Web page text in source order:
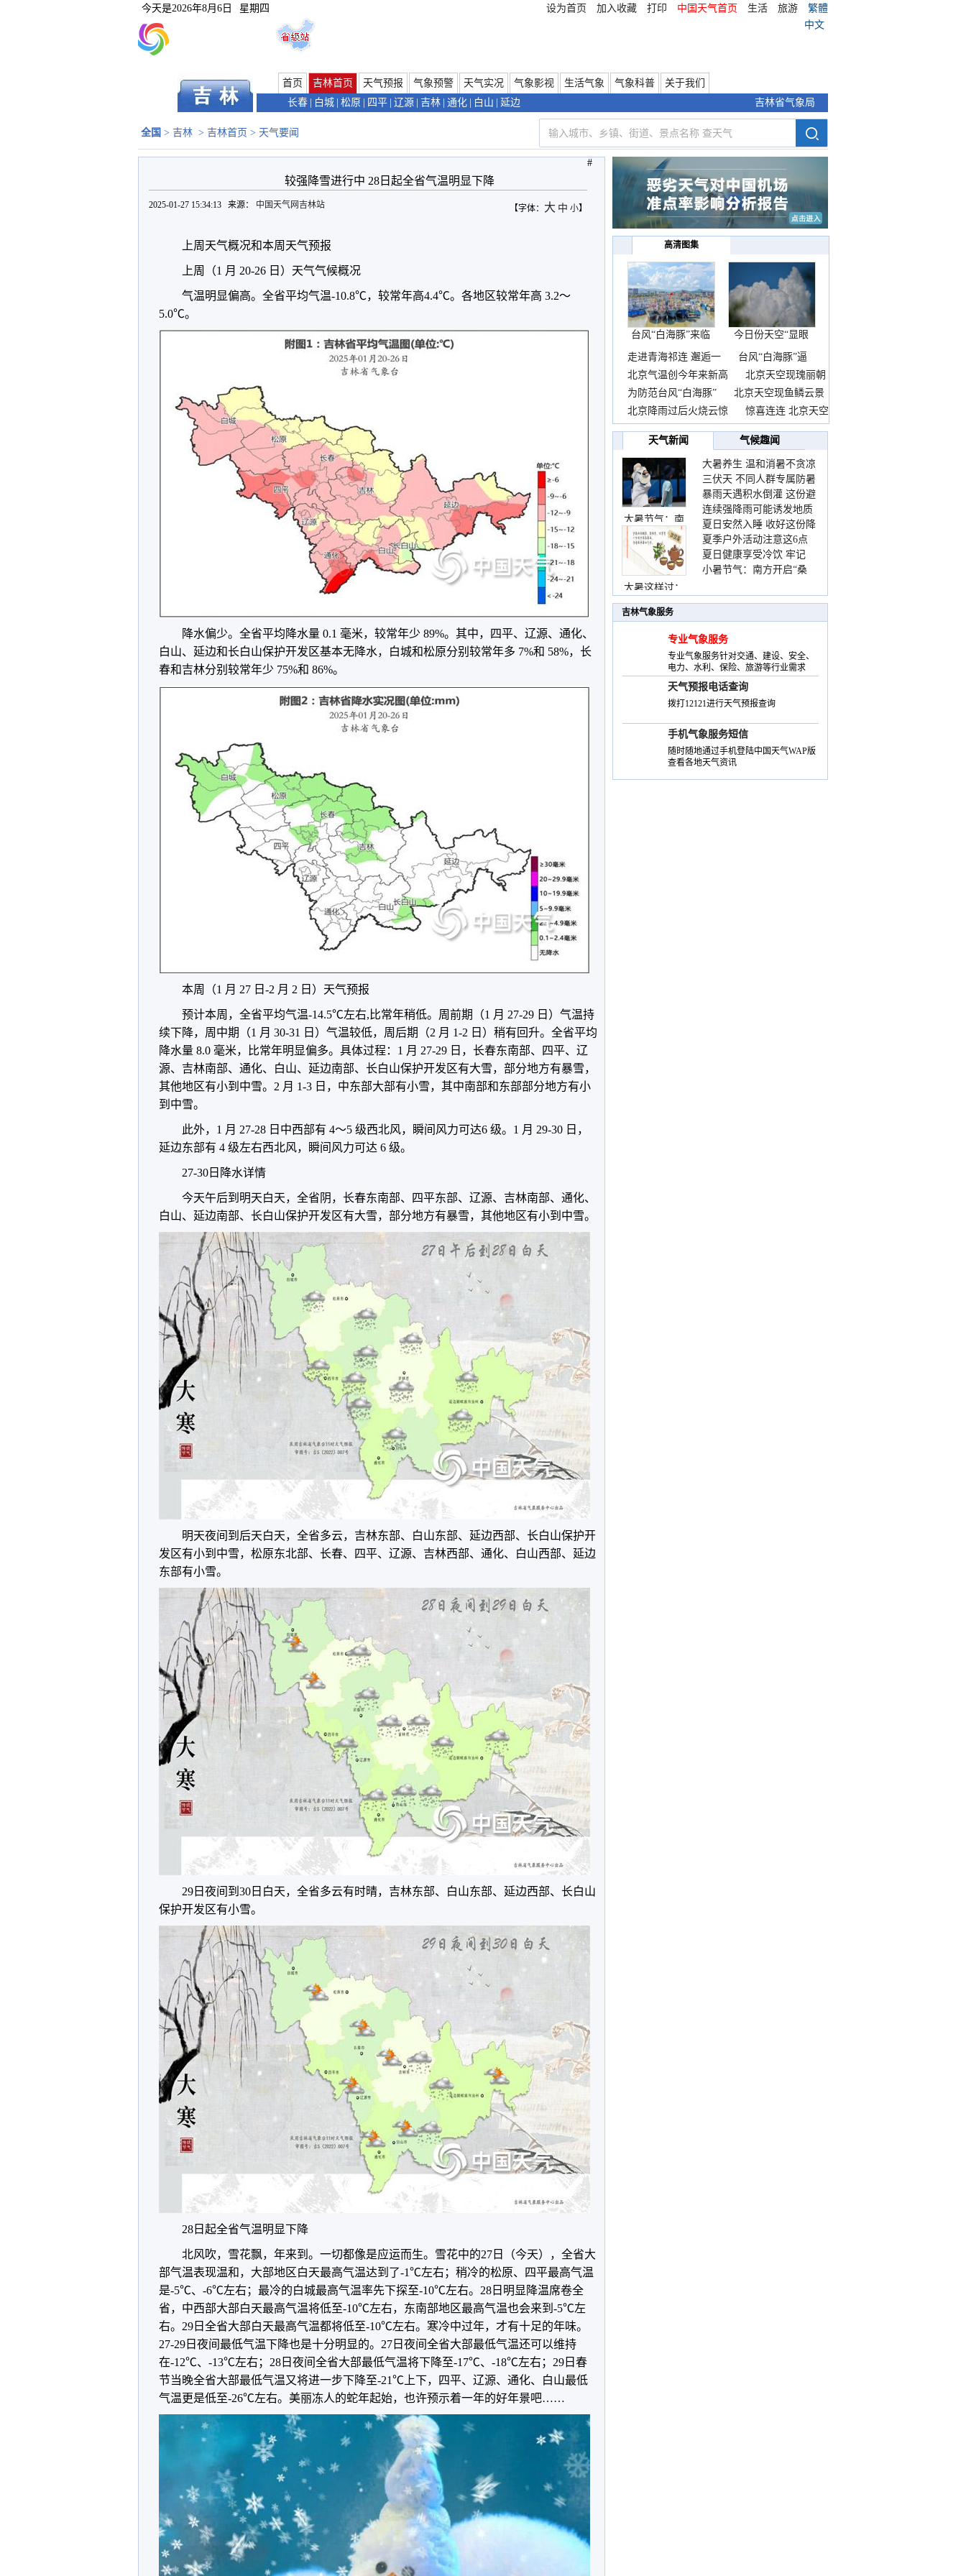
今天是2026年8月6日 星期四 设为首页 加入收藏 打印 中国天气首页 生活 旅游
繁體
中文
首页 吉林首页 天气预报 气象预警 天气实况 气象影视 生活气象 气象科普
关于我们
长春
白城 松原 四平 辽源 吉林 通化 白山 延边 吉林省气象局
全国 > 吉林 > 吉林首页 > 天气要闻
较强降雪进行中 28日起全省气温明显下降
【字体： 大 中 小】
2025-01-27 15:34:13 来源： 中国天气网吉林站
上周天气概况和本周天气预报
上周（1 月 20-26 日）天气气候概况
气温明显偏高。全省平均气温-10.8℃，较常年高4.4℃。各地区较常年高 3.2～
5.0℃。
降水偏少。全省平均降水量 0.1 毫米，较常年少 89%。其中，四平、辽源、通化、
白山、延边和长白山保护开发区基本无降水，白城和松原分别较常年多 7%和 58%，长
春和吉林分别较常年少 75%和 86%。
本周（1 月 27 日-2 月 2 日）天气预报
预计本周，全省平均气温-14.5℃左右,比常年稍低。周前期（1 月 27-29 日）气温持
续下降，周中期（1 月 30-31 日）气温较低，周后期（2 月 1-2 日）稍有回升。全省平均
降水量 8.0 毫米，比常年明显偏多。具体过程：1 月 27-29 日，长春东南部、四平、辽
源、吉林南部、通化、白山、延边南部、长白山保护开发区有大雪，部分地方有暴雪，
其他地区有小到中雪。2 月 1-3 日，中东部大部有小雪，其中南部和东部部分地方有小
到中雪。
此外，1 月 27-28 日中西部有 4～5 级西北风，瞬间风力可达6 级。1 月 29-30 日，
延边东部有 4 级左右西北风，瞬间风力可达 6 级。
27-30日降水详情
今天午后到明天白天，全省阴，长春东南部、四平东部、辽源、吉林南部、通化、
白山、延边南部、长白山保护开发区有大雪，部分地方有暴雪，其他地区有小到中雪。
明天夜间到后天白天，全省多云，吉林东部、白山东部、延边西部、长白山保护开
发区有小到中雪，松原东北部、长春、四平、辽源、吉林西部、通化、白山西部、延边
东部有小雪。
29日夜间到30日白天，全省多云有时晴，吉林东部、白山东部、延边西部、长白山
保护开发区有小雪。
28日起全省气温明显下降
北风吹，雪花飘，年来到。一切都像是应运而生。雪花中的27日（今天），全省大
部气温表现温和，大部地区白天最高气温达到了-1℃左右；稍冷的松原、四平最高气温
是-5℃、-6℃左右；最冷的白城最高气温率先下探至-10℃左右。28日明显降温席卷全
省，中西部大部白天最高气温将低至-10℃左右，东南部地区最高气温也会来到-5℃左
右。29日全省大部白天最高气温都将低至-10℃左右。寒冷中过年，才有十足的年味。
27-29日夜间最低气温下降也是十分明显的。27日夜间全省大部最低气温还可以维持
在-12℃、-13℃左右；28日夜间全省大部最低气温将下降至-17℃、-18℃左右；29日春
节当晚全省大部最低气温又将进一步下降至-21℃上下，四平、辽源、通化、白山最低
气温更是低至-26℃左右。美丽冻人的蛇年起始，也许预示着一年的好年景吧……
#
高清图集
台风“白海豚”来临
前
今日份天空“显眼
包”
走进青海祁连 邂逅一
台风“白海豚”逼
近
北京气温创今年来新高
北京天空现瑰丽朝
霞
为防范台风“白海豚”
北京天空现鱼鳞云景
观
北京降雨过后火烧云惊
惊喜连连 北京天空
现
天气新闻
气候趣闻
大暑节气：南
大暑这样过：
大暑养生 温和消暑不贪凉
三伏天 不同人群专属防暑
要点请收好
暴雨天遇积水倒灌 这份避
险提示请收好
连续强降雨可能诱发地质
灾害 这些前兆要知道
夏日安然入睡 收好这份降
温小贴士
夏季户外活动注意这6点
防暑健身两不误
夏日健康享受冷饮 牢记
“两注意一控制”
小暑节气：南方开启“桑
季
吉林气象服务
专业气象服务
专业气象服务针对交通、建设、安全、
电力、水利、保险、旅游等行业需求
天气预报电话查询
拨打12121进行天气预报查询
手机气象服务短信
随时随地通过手机登陆中国天气WAP版
查看各地天气资讯